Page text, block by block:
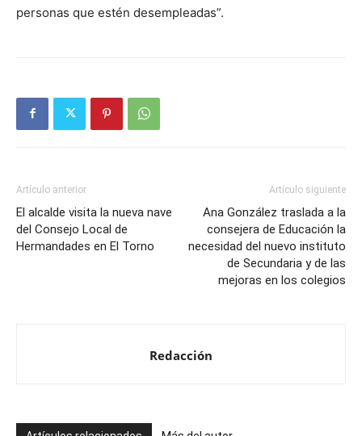
personas que estén desempleadas”.
Artículo anterior
El alcalde visita la nueva nave
del Consejo Local de
Hermandades en El Torno
Artículo siguiente
Ana González traslada a la
consejera de Educación la
necesidad del nuevo instituto
de Secundaria y de las
mejoras en los colegios
Redacción